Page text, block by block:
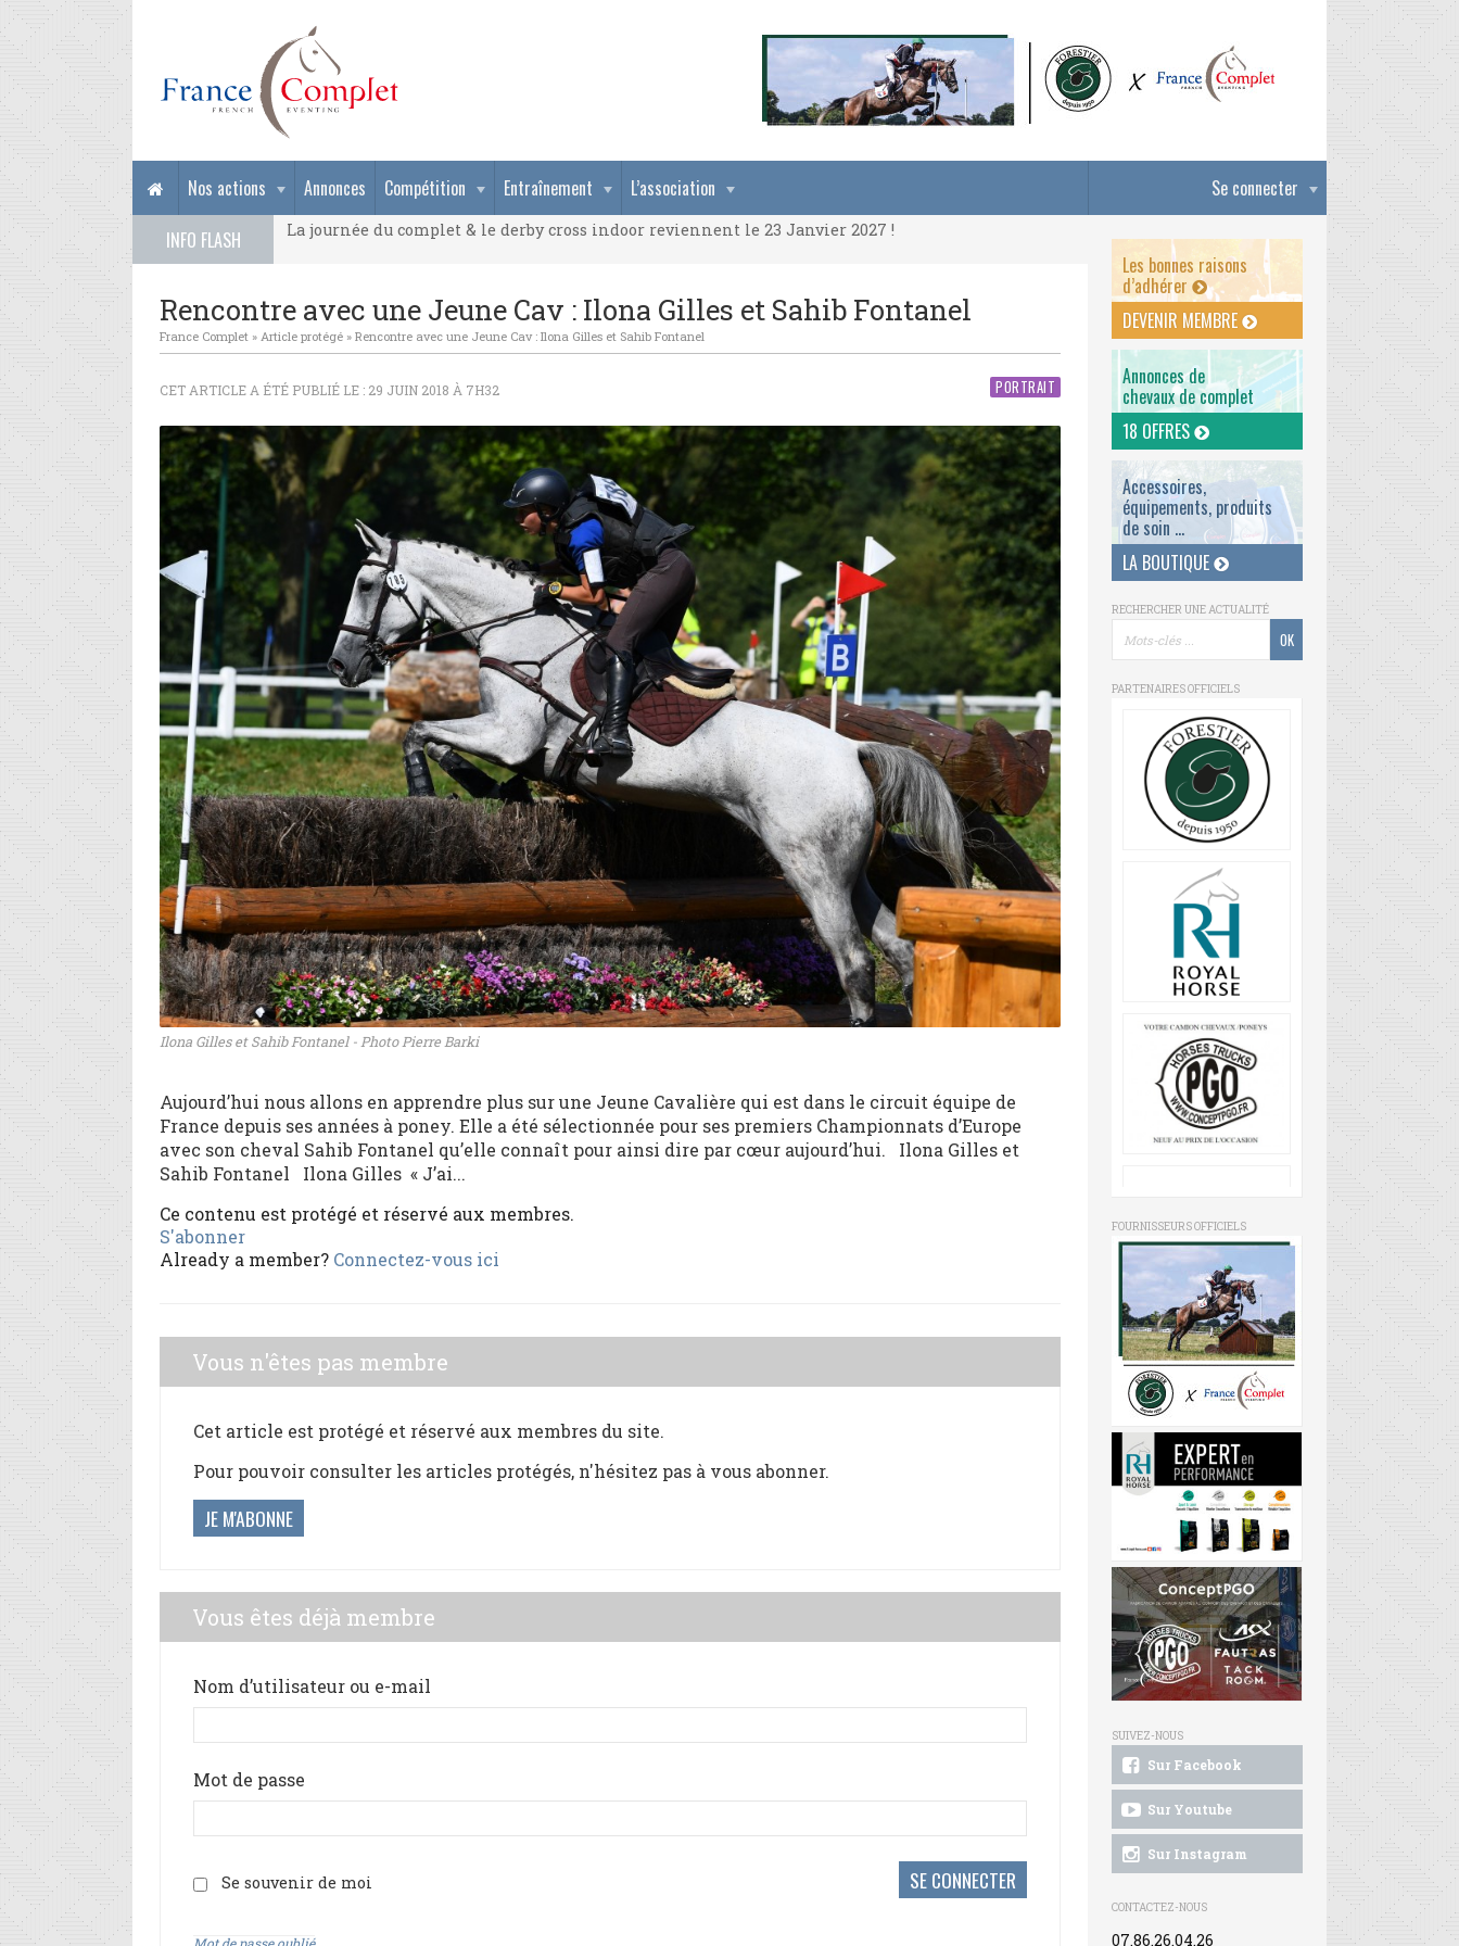
Se connecter
Nos actions Annonces Compétition Entraînement
L’association
INFO FLASH
La journée du complet & le derby cross indoor reviennent le 23 Janvier 2027 !
La journée du complet & le derby cross indoor reviennent le 23 Janvier 2027 !
Rencontre avec une Jeune Cav : Ilona Gilles et Sahib Fontanel
France Complet » Article protégé » Rencontre avec une Jeune Cav : Ilona Gilles et Sahib Fontanel
PORTRAIT
CET ARTICLE A ÉTÉ PUBLIÉ LE : 29 JUIN 2018 À 7H32
Ilona Gilles et Sahib Fontanel - Photo Pierre Barki
Aujourd’hui nous allons en apprendre plus sur une Jeune Cavalière qui est dans le circuit équipe de
France depuis ses années à poney. Elle a été sélectionnée pour ses premiers Championnats d’Europe
avec son cheval Sahib Fontanel qu’elle connaît pour ainsi dire par cœur aujourd’hui. Ilona Gilles et
Sahib Fontanel Ilona Gilles « J’ai...
Ce contenu est protégé et réservé aux membres.
S'abonner
Already a member? Connectez-vous ici
Vous n'êtes pas membre
Cet article est protégé et réservé aux membres du site.
Pour pouvoir consulter les articles protégés, n'hésitez pas à vous abonner.
JE M'ABONNE
Vous êtes déjà membre
Nom d’utilisateur ou e-mail
Mot de passe
Se souvenir de moi
Mot de passe oublié
Les bonnes raisons
d’adhérer
DEVENIR MEMBRE
Annonces de
chevaux de complet
18 OFFRES
Accessoires,
équipements, produits
de soin ...
LA BOUTIQUE
RECHERCHER UNE ACTUALITÉ
PARTENAIRES OFFICIELS
FOURNISSEURS OFFICIELS
SUIVEZ-NOUS
Sur Facebook
Sur Youtube
Sur Instagram
CONTACTEZ-NOUS
07.86.26.04.26